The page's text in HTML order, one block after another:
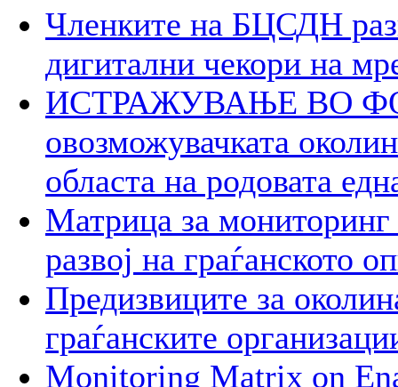
Членките на БЦСДН
дигитални чекори на
ИСТРАЖУВАЊЕ ВО
овозможувачката
областа на родовата
Матрица за мониторинг
развој на граѓанското
Предизвиците за
граѓанските
Monitoring Matrix on